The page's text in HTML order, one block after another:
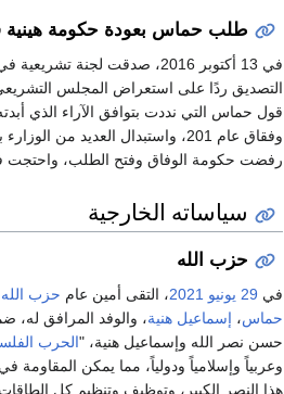
طلب حماس بعودة حكومة
في 13 أكتوبر 2016، صدقت لجنة تشريعية في
التصديق ردًا على استعراض المجلس
قول حماس التي نددت بتوافق الآراء الذي
وفقاق عام 201، واستبدال
رفضت حكومة الوفاق وفتح الطلب، واحتجت
سياساته الخارجية
حزب الله
في 29 يونيو 2021، التقى أمين عام حزب الله
حماس​، ​إسماعيل هنية،​ والوفد المرافق
حسن نصر الله وإسماعيل هنية، "الحرب
وعربياً وإسلامياً ودولياً، مما يمكن
هذا النصر الكبير، وتوظيف وتنظيم كل